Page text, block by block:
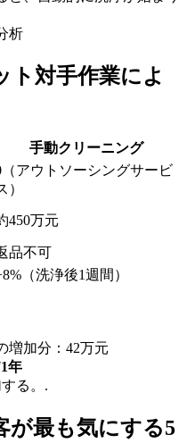
析
ト対手作業によ
手動クリーニング
（アウトソーシングサービ
）
450万元
品不可
（洗浄後1週間）
増加分：42万元
年
る。.
が最も気にする5